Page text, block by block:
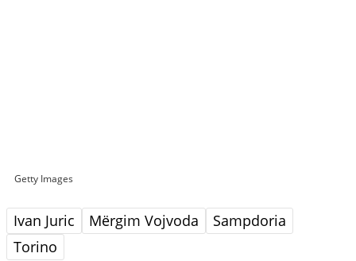
Getty Images
Ivan Juric Mërgim Vojvoda
Sampdoria
Torino